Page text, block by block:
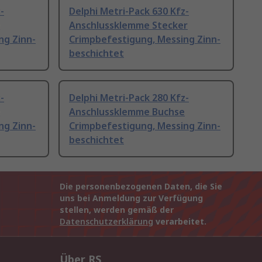
Zinn-
Delphi Metri-Pack 630 Kfz-
Anschlussklemme Stecker
Crimpbefestigung, Messing Zinn-
beschichtet
Zinn-
Delphi Metri-Pack 280 Kfz-
Anschlussklemme Buchse
Crimpbefestigung, Messing Zinn-
beschichtet
Die personenbezogenen Daten, die Sie
uns bei Anmeldung zur Verfügung
stellen, werden gemäß der
Datenschutzerklärung verarbeitet.